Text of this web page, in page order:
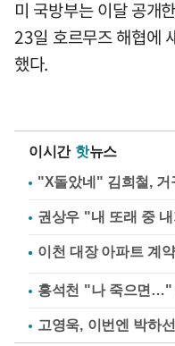
미 국방부는 이달 공개
23일 호르무즈 해협에
했다.
이시간 핫뉴스
"X돌았네" 김희철,
권상우 "내 또래 중
홍석천 "나 죽으면…"
고영욱, 이번엔 박하